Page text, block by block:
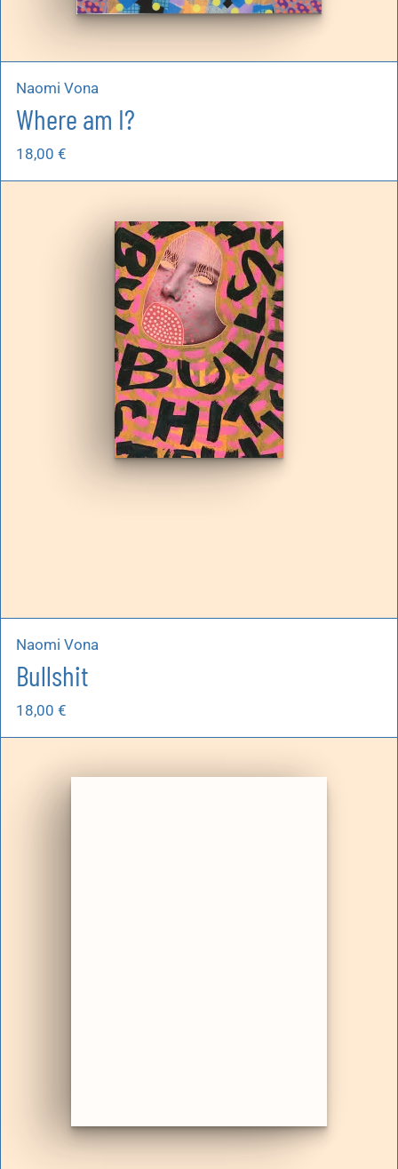
Naomi Vona
Where am I?
18,00 €
Naomi Vona
Bullshit
18,00 €